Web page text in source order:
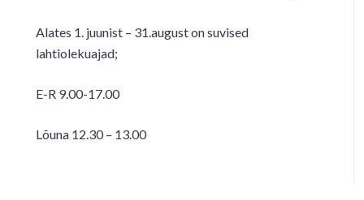
Alates 1. juunist – 31.august on suvised
lahtiolekuajad;
E-R 9.00-17.00
Lõuna 12.30 – 13.00